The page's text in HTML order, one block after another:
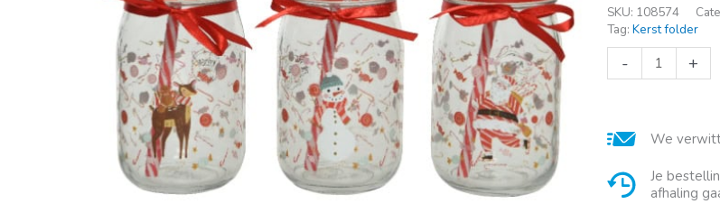
SKU: 108574
Tag: Kerst folder
-
Drinkbeker
glas
klei/kleur
+
We
Je
afhaling